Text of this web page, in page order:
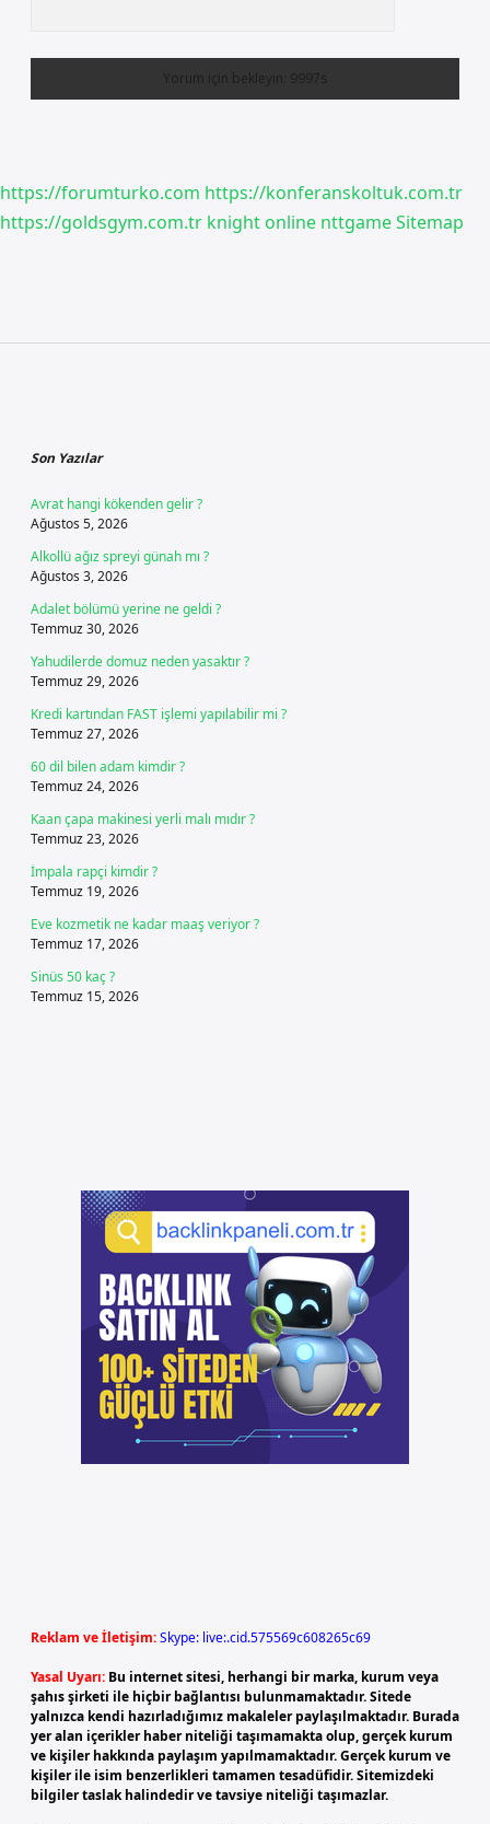
https://forumturko.com https://konferanskoltuk.com.tr
https://goldsgym.com.tr knight online nttgameSitemap
Son Yazılar
Avrat hangi kökenden gelir ?
Ağustos 5, 2026
Alkollü ağız spreyi günah mı ?
Ağustos 3, 2026
Adalet bölümü yerine ne geldi ?
Temmuz 30, 2026
Yahudilerde domuz neden yasaktır ?
Temmuz 29, 2026
Kredi kartından FAST işlemi yapılabilir mi ?
Temmuz 27, 2026
60 dil bilen adam kimdir ?
Temmuz 24, 2026
Kaan çapa makinesi yerli malı mıdır ?
Temmuz 23, 2026
İmpala rapçi kimdir ?
Temmuz 19, 2026
Eve kozmetik ne kadar maaş veriyor ?
Temmuz 17, 2026
Sinüs 50 kaç ?
Temmuz 15, 2026
Reklam ve İletişim:Skype: live:.cid.575569c608265c69
Yasal Uyarı: Bu internet sitesi, herhangi bir marka, kurum veya
şahıs şirketi ile hiçbir bağlantısı bulunmamaktadır. Sitede
yalnızca kendi hazırladığımız makaleler paylaşılmaktadır. Burada
yer alan içerikler haber niteliği taşımamakta olup, gerçek kurum
ve kişiler hakkında paylaşım yapılmamaktadır. Gerçek kurum ve
kişiler ile isim benzerlikleri tamamen tesadüfidir. Sitemizdeki
bilgiler taslak halindedir ve tavsiye niteliği taşımazlar.